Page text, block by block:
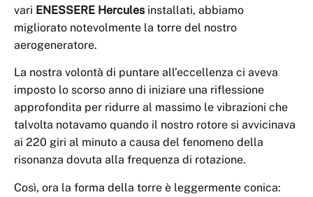
vari ENESSERE Hercules installati, abbiamo
migliorato notevolmente la torre del nostro
aerogeneratore.
La nostra volontà di puntare all’eccellenza ci aveva
imposto lo scorso anno di iniziare una riflessione
approfondita per ridurre al massimo le vibrazioni che
talvolta notavamo quando il nostro rotore si avvicinava
ai 220 giri al minuto a causa del fenomeno della
risonanza dovuta alla frequenza di rotazione.
Così, ora la forma della torre è leggermente conica: